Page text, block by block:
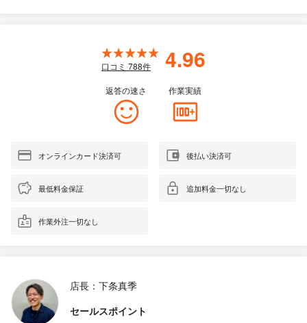
口コミ 788件 4.96
返答の速さ 作業実績
オンラインカード決済可 後払い決済可
最低料金保証 追加料金一切なし
作業外注一切なし
店長：下条真季
セールスポイント